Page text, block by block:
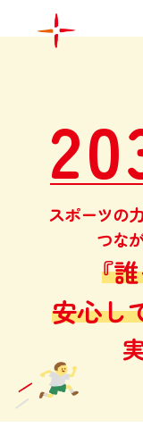
スポーツの
つな
『
安心し